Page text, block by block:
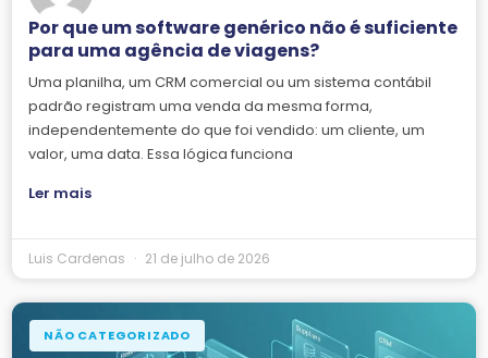
Por que um software genérico não é suficiente
para uma agência de viagens?
Uma planilha, um CRM comercial ou um sistema contábil
padrão registram uma venda da mesma forma,
independentemente do que foi vendido: um cliente, um
valor, uma data. Essa lógica funciona
Ler mais
Luis Cardenas 21 de julho de 2026
NÃO CATEGORIZADO